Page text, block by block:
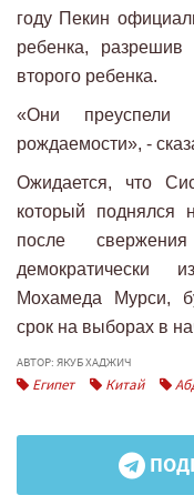
году Пекин
ребенка,
второго ребенка.
«Они преуспели
рождаемости», -
Ожидается, что
который поднялся
после
демократически
Мохамеда Мурси,
срок на выборах в
АВТОР: ЯКУБ ХАДЖИЧ
Египет Китай